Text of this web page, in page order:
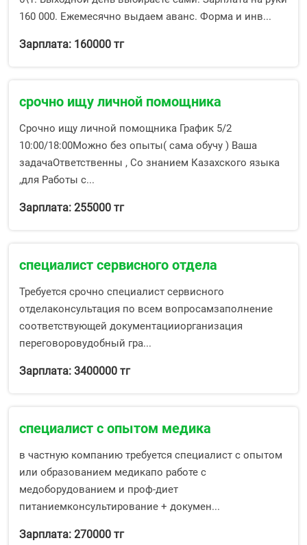
160 000. Ежемесячно выдаем аванс. Форма и инв...
Зарплата: 160000 тг
срочно ищу личной помощника
Срочно ищу личной помощника График 5/2
10:00/18:00Можно без опыты( сама обучу ) Ваша
задачаОтветственны , Со знанием Казахского языка
,для Работы с...
Зарплата: 255000 тг
специалист сервисного отдела
Требуется срочно специалист сервисного
отделаконсультация по всем вопросамзаполнение
соответствующей документацииорганизация
переговоровудобный гра...
Зарплата: 3400000 тг
специалист с опытом медика
в частную компанию требуется специалист с опытом
или образованием медикапо работе с
медоборудованием и проф-диет
питаниемконсультирование + докумен...
Зарплата: 270000 тг